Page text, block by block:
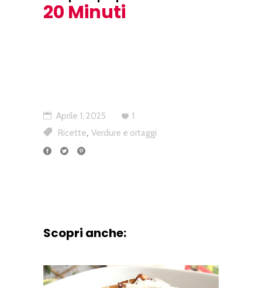
20 Minuti
Aprile 1, 2025
1
Ricette, Verdure e ortaggi
Scopri anche: